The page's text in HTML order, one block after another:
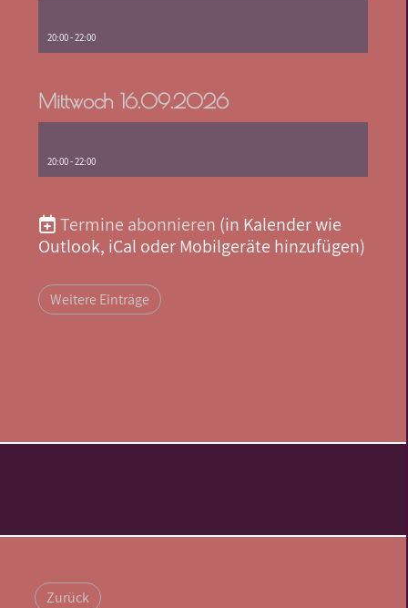
20:00 - 22:00
Mittwoch 16.09.2026
20:00 - 22:00
Termine abonnieren (in Kalender wie
Outlook, iCal oder Mobilgeräte hinzufügen)
Weitere Einträge
Zurück